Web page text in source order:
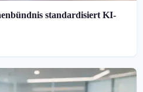
standardisiert KI-